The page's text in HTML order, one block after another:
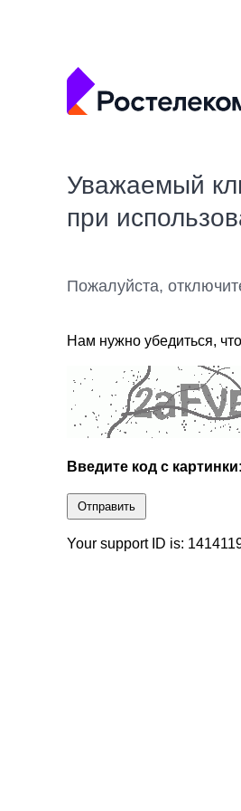
Уважаемый
при
Пожалуйста,
Нам нужно убедиться,
Введите код с картинки:
Отправить
Your support ID is: